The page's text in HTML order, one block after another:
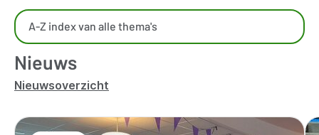
Overzicht
kennisdomeinen
A-Z index van alle thema's
Nieuws
Nieuwsoverzicht